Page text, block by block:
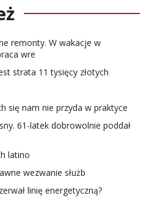
remonty. W wakacje w
wre
strata 11 tysięcy złotych
się nam nie przyda w praktyce
61-latek dobrowolnie poddał
latino
wezwanie służb
linię energetyczną?